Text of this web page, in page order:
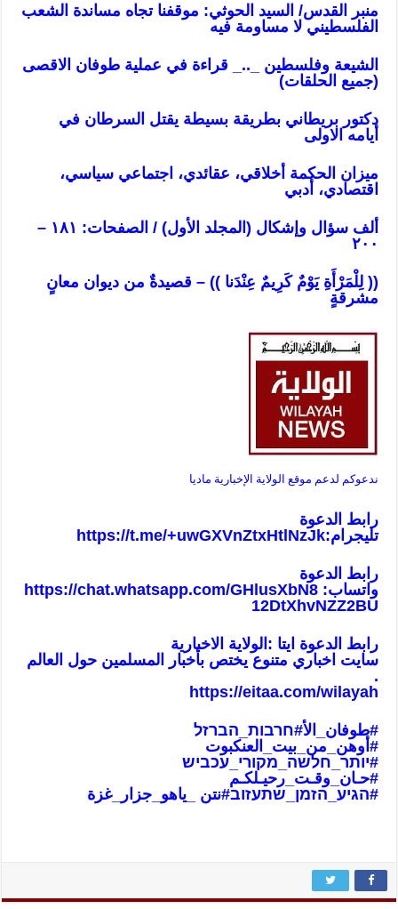
منبر القدس/ السيد الحوثي: موقفنا تجاه مساندة الشعب
الفلسطيني لا مساومة فيه
الشيعة وفلسطين _.._ قراءة في عملية طوفان الاقصى
(جميع الحلقات)
دكتور بريطاني بطريقة بسيطة يقتل السرطان في
أيامهالاولى
ميزان الحكمة أخلاقي، عقائدي، اجتماعي سياسي،
اقتصادي، أدبي
ألف سؤال وإشكال (المجلد الأول) / الصفحات: ١٨١ –
٢٠٠
(( لِلْمَرْأَةِ يَوْمٌ كَرِيمٌ عِنْدَنا )) – قصيدةٌ من ديوان معانٍ
مشرقةٍ
ندعوكم لدعم موقع الولاية الإخبارية ماديا
رابط الدعوة
تليجرام:https://t.me/+uwGXVnZtxHtlNzJk
رابط الدعوة
واتساب:https://chat.whatsapp.com/GHlusXbN8
12DtXhvNZZ2BU
رابط الدعوة ايتا :الولاية الاخبارية
سايت اخباري متنوع يختص بأخبار المسلمين حول العالم
.
https://eitaa.com/wilayah
#طوفان_الأ#חרבות_הברזל
#أوهن_من_بيت_العنكبوت
#יותר_חלשה_מקורי_עכביש
#حـان_وقـت_رحيـلكـم
#הגיע_הזמן_שתעזוב#نتن _ياهو_جزار_غزة